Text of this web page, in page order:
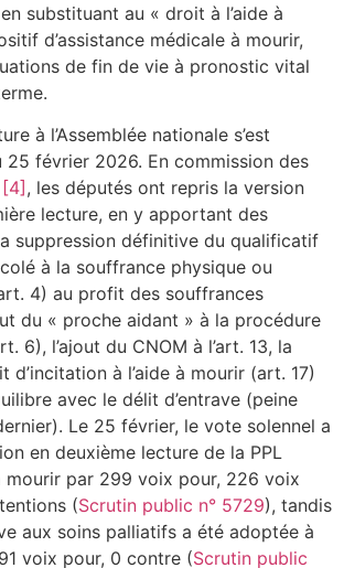
substituant au « droit à l’aide à
d’assistance médicale à mourir,
de fin de vie à pronostic vital
à l’Assemblée nationale s’est
25 février 2026. En commission des
[4] , les députés ont repris la version
lecture, en y apportant des
suppression définitive du qualificatif
à la souffrance physique ou
4) au profit des souffrances
du « proche aidant » à la procédure
6), l’ajout du CNOM à l’art. 13, la
d’incitation à l’aide à mourir (art. 17)
avec le délit d’entrave (peine
Le 25 février, le vote solennel a
en deuxième lecture de la PPL
mourir par 299 voix pour, 226 voix
(Scrutin public n° 5729), tandis
aux soins palliatifs a été adoptée à
voix pour, 0 contre (Scrutin public